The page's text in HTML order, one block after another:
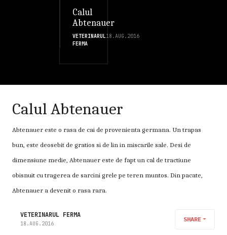
Calul
Abtenauer
VETERINARUL
FERMA
18.AUG.2016
Calul Abtenauer
Abtenauer este o rasa de cai de provenienta germana. Un trapas
bun, este deosebit de gratios si de lin in miscarile sale. Desi de
dimensiune medie, Abtenauer este de fapt un cal de tractiune
obisnuit cu tragerea de sarcini grele pe teren muntos. Din pacate,
Abtenauer a devenit o rasa rara.
VETERINARUL FERMA
18.AUG.2016
SHARE